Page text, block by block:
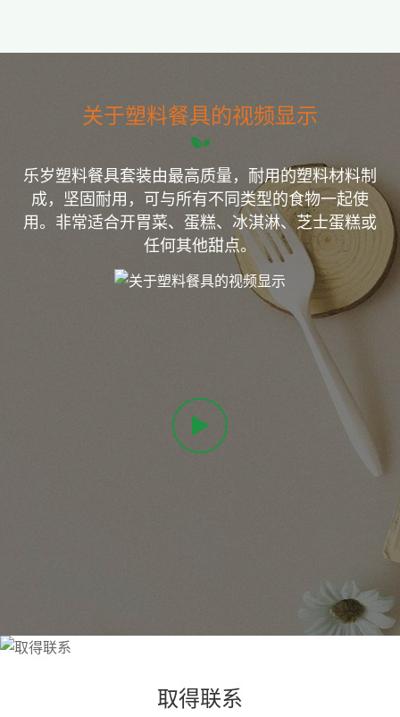
关于塑料餐具的视频显示
乐岁塑料餐具套装由最高质量，耐用的塑料材料制
成，坚固耐用，可与所有不同类型的食物一起使
用。非常适合开胃菜、蛋糕、冰淇淋、芝士蛋糕或
任何其他甜点。

取得联系